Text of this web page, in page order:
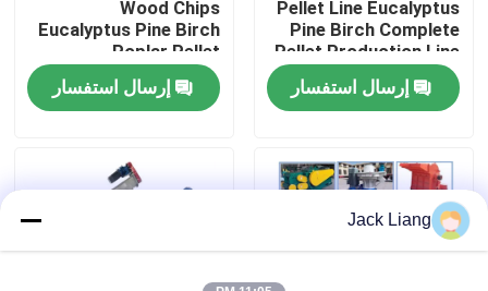
اتصل بنا
آلة مطحنة الحبيبات
مطحنة الخشب الحبيبات
Pellet Line Eucalyptus
Pine Birch Complete
Pellet Production Line
إرسال استفسار
Wood Chips
Eucalyptus Pine Birch
Poplar Pellet
Production Line
إرسال استفسار
Jack Liang